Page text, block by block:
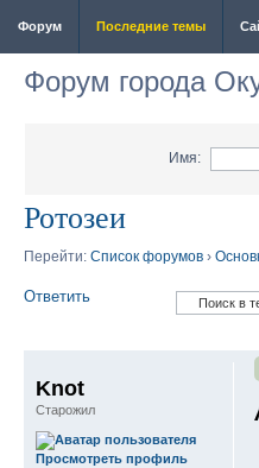
Форум Последние темы
Форум города
Имя:
Ротозеи
Перейти: Список форумов ›
Ответить
Knot
Старожил
Просмотреть профиль